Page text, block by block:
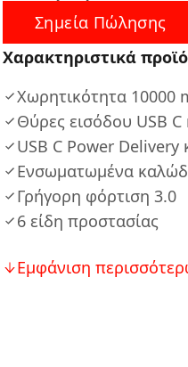
Σημεία Πώλησης
Χαρακτηριστικά
Χωρητικότητα 10000
Θύρες εισόδου USB C
USB C Power Delivery
Ενσωματωμένα
Γρήγορη φόρτιση 3.0
6 είδη προστασίας
Εμφάνιση